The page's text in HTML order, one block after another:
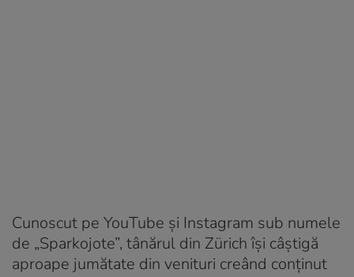
Cunoscut pe YouTube și Instagram sub numele
de „Sparkojote”, tânărul din Zürich își câștigă
aproape jumătate din venituri creând conținut